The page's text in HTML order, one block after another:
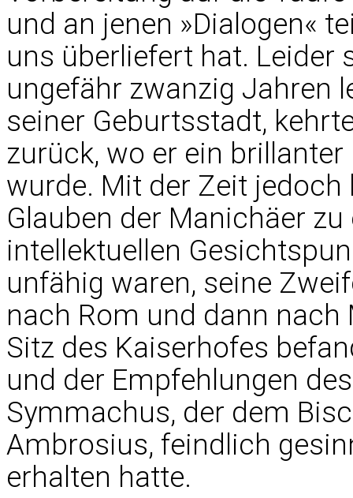
und an jenen »Dialogen«
uns überliefert hat. Leider
ungefähr zwanzig Jahren
seiner Geburtsstadt,
zurück, wo er ein
wurde. Mit der Zeit
Glauben der Manichäer
intellektuellen
unfähig waren, seine
nach Rom und dann
Sitz des Kaiserhofes
und der Empfehlungen
Symmachus, der dem
Ambrosius, feindlich
erhalten hatte.